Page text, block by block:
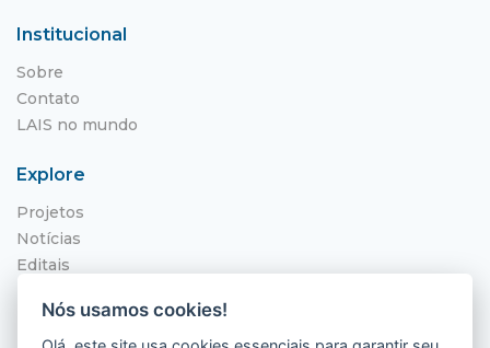
Institucional
Sobre
Contato
LAIS no mundo
Explore
Projetos
Notícias
Editais
Localização
Nós usamos cookies!